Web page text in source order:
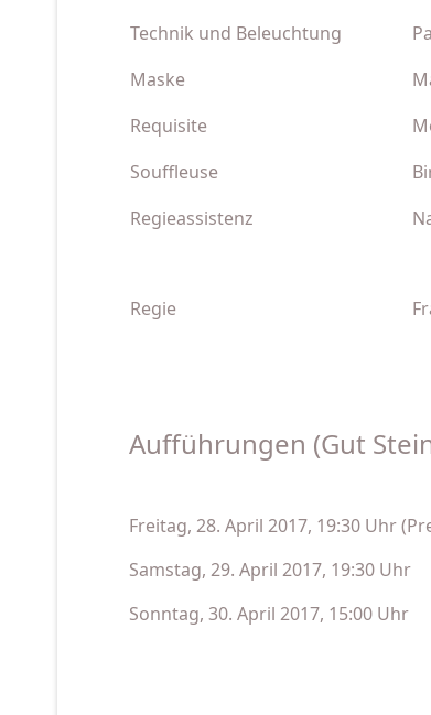
Technik und Beleuchtung
Maske
Requisite
Souffleuse
Regieassistenz
Regie
Aufführungen (Gut
Freitag, 28. April 2017, 19:30 Uhr
Samstag, 29. April 2017, 19:30 Uhr
Sonntag, 30. April 2017, 15:00 Uhr